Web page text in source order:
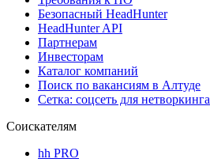
Безопасный HeadHunter
HeadHunter API
Партнерам
Инвесторам
Каталог компаний
Поиск по вакансиям в Алтуде
Сетка: соцсеть для нетворкинга
Соискателям
hh PRO